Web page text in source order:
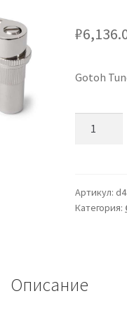
₽
Gotoh
Tune-
o-
Артикул:
Категория:
Описание